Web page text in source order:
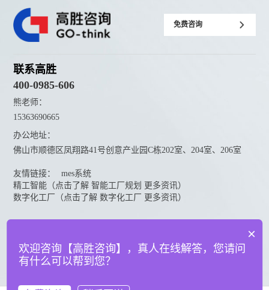
免费咨询
联系高胜
400-0985-606
熊老师：
15363690665
办公地址：
佛山市顺德区凤翔路41号创意产业园C栋202室、204室、206室
友情链接：
mes系统
精工智能（点击了解 智能工厂规划 更多资讯）
数字化工厂（点击了解 数字化工厂 更多资讯）
×
欢迎咨询【高胜咨询】，真人在线解答，您请问
有什么可以帮到您？